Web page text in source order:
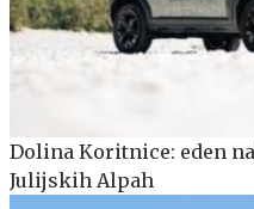
Dolina Koritnice: eden
Julijskih Alpah